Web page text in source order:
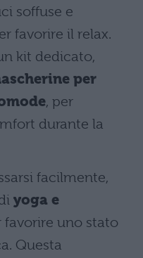
soffuse e
favorire il relax.
kit dedicato,
per
, per
durante la
facilmente,
yoga e
favorire uno stato
Questa